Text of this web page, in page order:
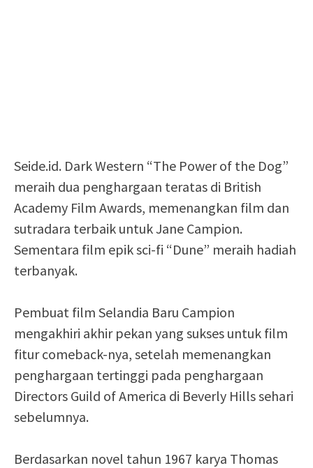
Seide.id. Dark Western “The Power of the Dog”
meraih dua penghargaan teratas di British
Academy Film Awards, memenangkan film dan
sutradara terbaik untuk Jane Campion.
Sementara film epik sci-fi “Dune” meraih hadiah
terbanyak.
Pembuat film Selandia Baru Campion
mengakhiri akhir pekan yang sukses untuk film
fitur comeback-nya, setelah memenangkan
penghargaan tertinggi pada penghargaan
Directors Guild of America di Beverly Hills sehari
sebelumnya.
Berdasarkan novel tahun 1967 karya Thomas